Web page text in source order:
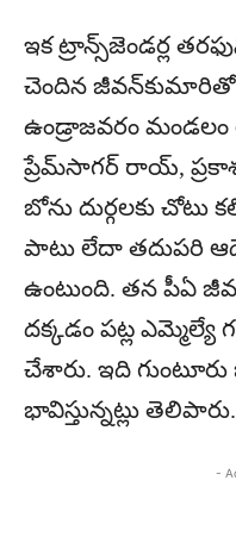
ఇక ట్రాన్స్‌జెండర్ల
చెందిన జీవన్‌కుమారితో
ఉండ్రాజవరం మండలం
ప్రేమ్‌సాగర్‌ రాయ్,
బోను దుర్గలకు చోటు
పాటు లేదా తదుపరి
ఉంటుంది. తన పీఏ
దక్కడం పట్ల ఎమ్మెల్యే
చేశారు. ఇది
భావిస్తున్నట్లు తెలిపారు.
-